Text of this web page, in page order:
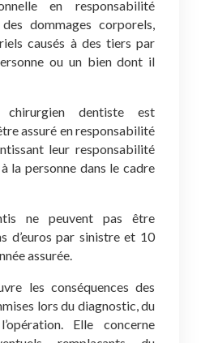
en responsabilité
dommages corporels,
causés à des tiers par
ou un bien dont il
dentiste est
assuré en responsabilité
leur responsabilité
la personne dans le cadre
ne peuvent pas être
d’euros par sinistre et 10
assurée.
les conséquences des
lors du diagnostic, du
Elle concerne